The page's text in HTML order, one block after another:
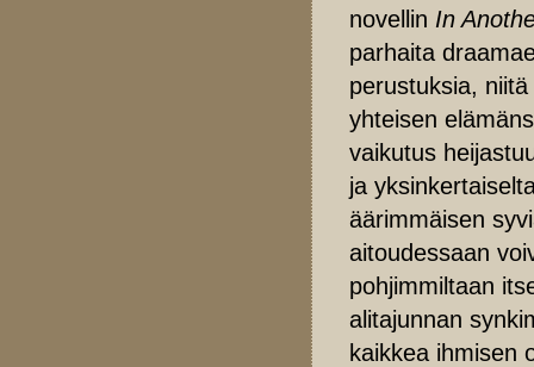
novellin In
parhaita
perustuksia,
yhteisen
vaikutus
ja
äärimmäisen
aitoudessaan
pohjimmiltaan
alitajunnan
kaikkea ihmisen